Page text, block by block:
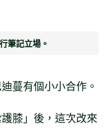
筆記立場。
蔓有個小小合作。
膝」後，這次改來